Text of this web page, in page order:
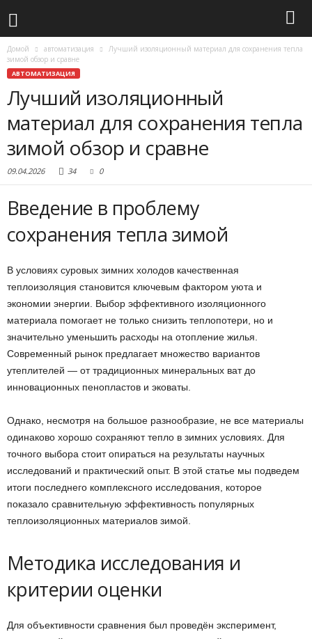
Домой автоматизация
Лучший изоляционный материал для сохранения тепла
зимой обзор и сравне
АВТОМАТИЗАЦИЯ
Лучший изоляционный
материал для сохранения тепла
зимой обзор и сравне
09.04.2026 34 0
Введение в проблему
сохранения тепла зимой
В условиях суровых зимних холодов качественная
теплоизоляция становится ключевым фактором уюта и
экономии энергии. Выбор эффективного изоляционного
материала помогает не только снизить теплопотери, но и
значительно уменьшить расходы на отопление жилья.
Современный рынок предлагает множество вариантов
утеплителей — от традиционных минеральных ват до
инновационных пенопластов и эковаты.
Однако, несмотря на большое разнообразие, не все материалы
одинаково хорошо сохраняют тепло в зимних условиях. Для
точного выбора стоит опираться на результаты научных
исследований и практический опыт. В этой статье мы подведем
итоги последнего комплексного исследования, которое
показало сравнительную эффективность популярных
теплоизоляционных материалов зимой.
Методика исследования и
критерии оценки
Для объективности сравнения был проведён эксперимент,